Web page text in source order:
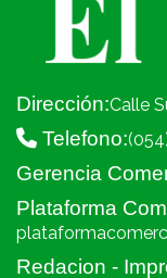
Dirección:Calle
Telefono:
Gerencia
Plataforma
Redacion -